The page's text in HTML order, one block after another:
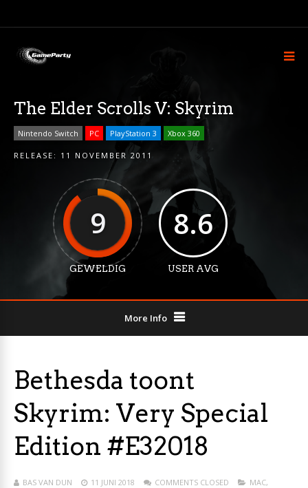
The Elder Scrolls V: Skyrim
Nintendo Switch PC PlayStation 3 Xbox 360
RELEASE: 11 NOVEMBER 2011
9
GEWELDIG
8.6
USER AVG
More Info
Bethesda toont
Skyrim: Very Special
Edition #E32018
BAS VAN DUN 11 JUNI 2018 COMMENTS CLOSED MAC,